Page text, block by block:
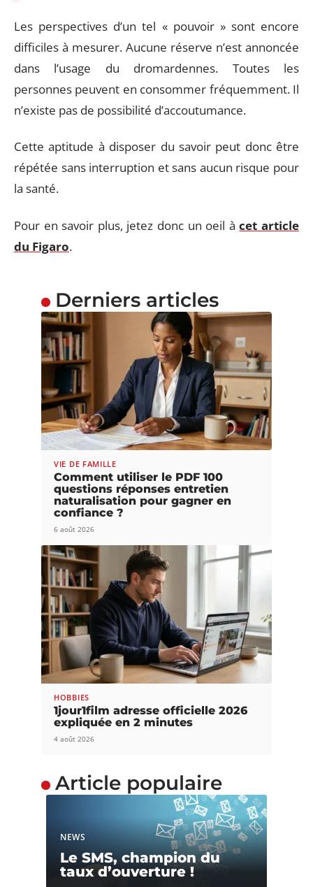
Les perspectives d’un tel « pouvoir » sont encore
difficiles à mesurer. Aucune réserve n’est annoncée
dans l’usage du dromardennes. Toutes les
personnes peuvent en consommer fréquemment. Il
n’existe pas de possibilité d’accoutumance.
Cette aptitude à disposer du savoir peut donc être
répétée sans interruption et sans aucun risque pour
la santé.
Pour en savoir plus, jetez donc un oeil àcet article
du Figaro.
Derniers articles
VIE DE FAMILLE
Comment utiliser le PDF 100
questions réponses entretien
naturalisation pour gagner en
confiance ?
6 août 2026
HOBBIES
1jour1film adresse officielle 2026
expliquée en 2 minutes
4 août 2026
Article populaire
NEWS
Le SMS, champion du
taux d’ouverture !